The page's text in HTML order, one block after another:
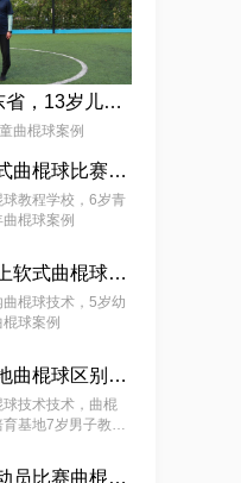
曲棍球运动员/队长广东省，13岁儿童曲棍球案例
曲棍球案例
软式曲棍球比赛技巧，6岁青少年曲棍球教程案例
球教程学校，6岁青
曲棍球案例
冰上软式曲棍球，曲棍球教育基地5岁女孩教程案例
曲棍球技术，5岁幼
棍球案例
草地曲棍球区别，7岁幼儿曲棍球教学案例
球技术技术，曲棍
育基地7岁男子教学
运动员比赛曲棍球，9岁幼儿曲棍球案例